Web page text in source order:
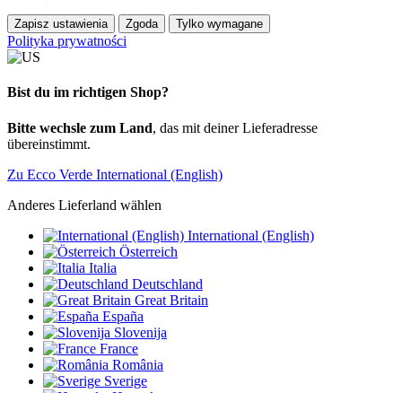
Zapisz ustawienia Zgoda Tylko wymagane
Polityka prywatności
Bist du im richtigen Shop?
Bitte wechsle zum Land, das mit deiner Lieferadresse
übereinstimmt.
Zu Ecco Verde International (English)
Anderes Lieferland wählen
International (English)
Österreich
Italia
Deutschland
Great Britain
España
Slovenija
France
România
Sverige